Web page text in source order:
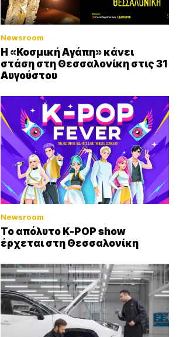
Newsroom
Η «Κοσμική Αγάπη» κάνει
στάση στη Θεσσαλονίκη στις 31
Αυγούστου
Newsroom
Το απόλυτο K-POP show
έρχεται στη Θεσσαλονίκη